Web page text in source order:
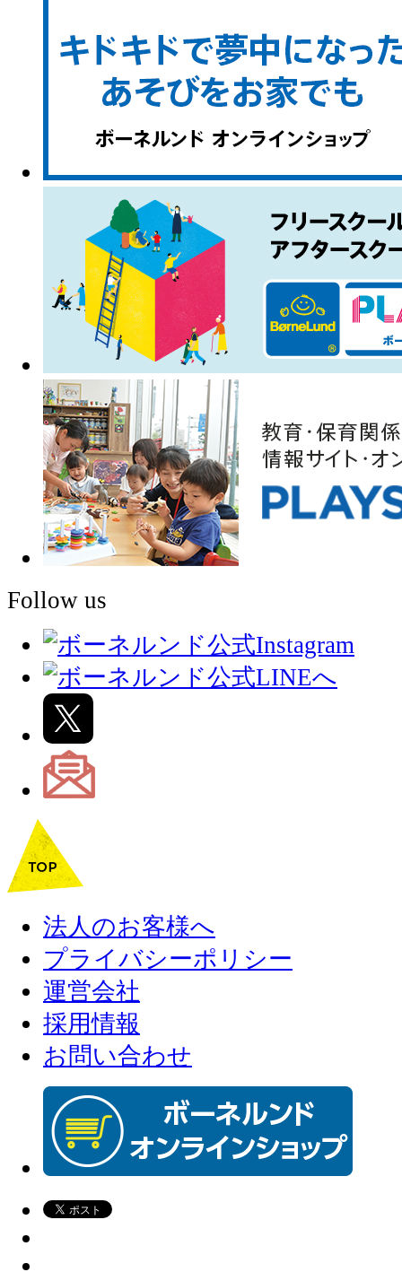
Follow us
法人のお客様へ
プライバシーポリシー
運営会社
採用情報
お問い合わせ